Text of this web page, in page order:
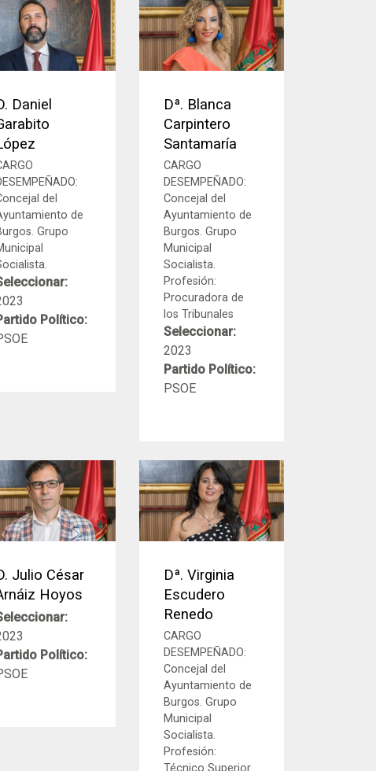
Daniel
del
de
Grupo
Político:
Dª. Blanca
Carpintero
Santamaría
CARGO
DESEMPEÑADO:
Concejal del
Ayuntamiento de
Burgos. Grupo
Municipal
Socialista.
Profesión:
Procuradora de
los Tribunales
Seleccionar:
2023
Partido Político:
PSOE
Julio César
Hoyos
Político:
Dª. Virginia
Escudero
Renedo
CARGO
DESEMPEÑADO:
Concejal del
Ayuntamiento de
Burgos. Grupo
Municipal
Socialista.
Profesión: